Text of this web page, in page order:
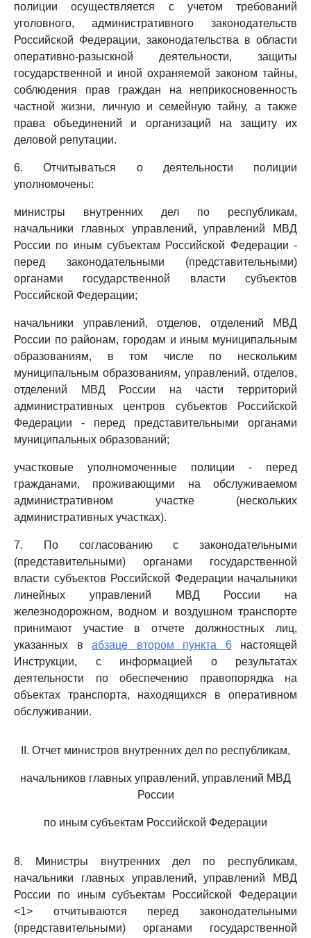
полиции осуществляется с учетом требований
уголовного, административного законодательств
Российской Федерации, законодательства в области
оперативно-разыскной деятельности, защиты
государственной и иной охраняемой законом тайны,
соблюдения прав граждан на неприкосновенность
частной жизни, личную и семейную тайну, а также
права объединений и организаций на защиту их
деловой репутации.
6. Отчитываться о деятельности полиции
уполномочены:
министры внутренних дел по республикам,
начальники главных управлений, управлений МВД
России по иным субъектам Российской Федерации -
перед законодательными (представительными)
органами государственной власти субъектов
Российской Федерации;
начальники управлений, отделов, отделений МВД
России по районам, городам и иным муниципальным
образованиям, в том числе по нескольким
муниципальным образованиям, управлений, отделов,
отделений МВД России на части территорий
административных центров субъектов Российской
Федерации - перед представительными органами
муниципальных образований;
участковые уполномоченные полиции - перед
гражданами, проживающими на обслуживаемом
административном участке (нескольких
административных участках).
7. По согласованию с законодательными
(представительными) органами государственной
власти субъектов Российской Федерации начальники
линейных управлений МВД России на
железнодорожном, водном и воздушном транспорте
принимают участие в отчете должностных лиц,
указанных в абзаце втором пункта 6настоящей
Инструкции, с информацией о результатах
деятельности по обеспечению правопорядка на
объектах транспорта, находящихся в оперативном
обслуживании.
II. Отчет министров внутренних дел по республикам,
начальников главных управлений, управлений МВД
России
по иным субъектам Российской Федерации
8. Министры внутренних дел по республикам,
начальники главных управлений, управлений МВД
России по иным субъектам Российской Федерации
<1> отчитываются перед законодательными
(представительными) органами государственной